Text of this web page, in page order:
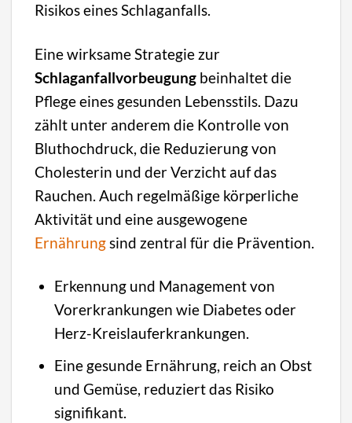
Risikos eines Schlaganfalls.
Eine wirksame Strategie zur
Schlaganfallvorbeugung beinhaltet die
Pflege eines gesunden Lebensstils. Dazu
zählt unter anderem die Kontrolle von
Bluthochdruck, die Reduzierung von
Cholesterin und der Verzicht auf das
Rauchen. Auch regelmäßige körperliche
Aktivität und eine ausgewogene
Ernährung sind zentral für die Prävention.
Erkennung und Management von
Vorerkrankungen wie Diabetes oder
Herz-Kreislauferkrankungen.
Eine gesunde Ernährung, reich an Obst
und Gemüse, reduziert das Risiko
signifikant.